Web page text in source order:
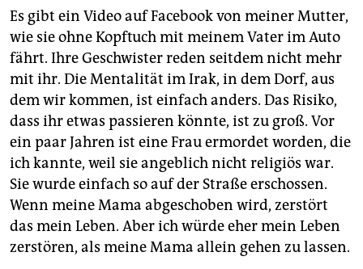
Es gibt ein Video auf Facebook von meiner Mutter,
wie sie ohne Kopftuch mit meinem Vater im Auto
fährt. Ihre Geschwister reden seitdem nicht mehr
mit ihr. Die Mentalität im Irak, in dem Dorf, aus
dem wir kommen, ist einfach anders. Das Risiko,
dass ihr etwas passieren könnte, ist zu groß. Vor
ein paar Jahren ist eine Frau ermordet worden, die
ich kannte, weil sie angeblich nicht religiös war.
Sie wurde einfach so auf der Straße erschossen.
Wenn meine Mama abgeschoben wird, zerstört
das mein Leben. Aber ich würde eher mein Leben
zerstören, als meine Mama allein gehen zu lassen.